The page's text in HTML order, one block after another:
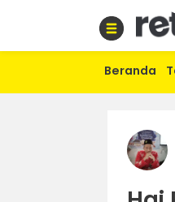
Beranda
Olahraga